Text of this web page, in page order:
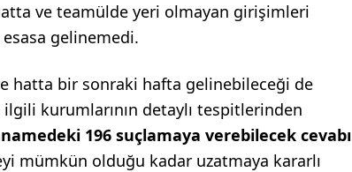
ve teamülde yeri olmayan girişimleri
gelinemedi.
hatta bir sonraki hafta gelinebileceği de
kurumlarının detaylı tespitlerinden
196 suçlamaya verebilecek cevabı
mümkün olduğu kadar uzatmaya kararlı